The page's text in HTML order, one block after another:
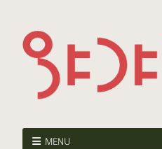
MENU